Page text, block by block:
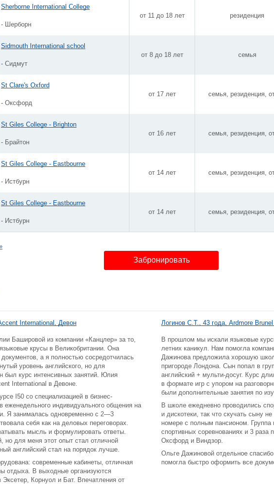
Sherborne International College
- Шерборн
от 11 до 18 лет резиденция
Sidmouth International school
- Сидмут
от 8 до 18 лет семья
St Clare's Oxford
- Оксфорд
от 17 лет семья, резиденция,
St Giles College - Brighton
- Брайтон
от 16 лет семья, резиденция,
St Giles College - Eastbourne
- Истбурн
от 14 лет семья, резиденция,
St Giles College - Eastbourne
- Истбурн
от 14 лет семья, резиденция,
»
Забронировать
International, Девон
Башировой из компании «Канцлер» за то,
крусы в Великобритании. Она
а я полностью сосредотчилась
уровень английского, но для
был курс интенсивных занятий. Юлия
International в Девоне.
I50 со специализацией в бизнес-
еженедельного индивидуального общения на
Я занималась одновременно с 2—3
себя как на деловых переговорах.
мысль и формулировать ответы.
но для меня этот опыт стал отличной
английский стал на порядок лучше.
современные кабинеты, отличная
отдыха. В выходные организуются
Корнуол и Бат. Впечатления от
Логинов С.Т., 43 года, Ardmore
В прошлом мы искали языковые
летних каникул. Нам помогла
Дажинова предложила хорошую
пригороде Лондона. Сын попал в
английский + мульти-досуг. Курс
в формате игр с упором на
были дополнительные занятия по
В школе ежедневно проводились
и дискотеки, так что скучать сыну
номере с полным пансионом.
спортивных соревнованиях и 3 раза
Оксфорд и Виндзор.
Ольге Дажиновой отдельное
помогла быстро оформить все